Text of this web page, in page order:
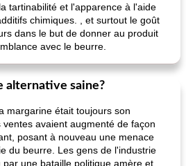
tartinabilité et l'apparence à l'aide
chimiques. , et surtout le goût
dans le but de donner au produit
avec le beurre.
alternative saine?
margarine était toujours son
avaient augmenté de façon
posant à nouveau une menace
du beurre. Les gens de l'industrie
une bataille politique amère et